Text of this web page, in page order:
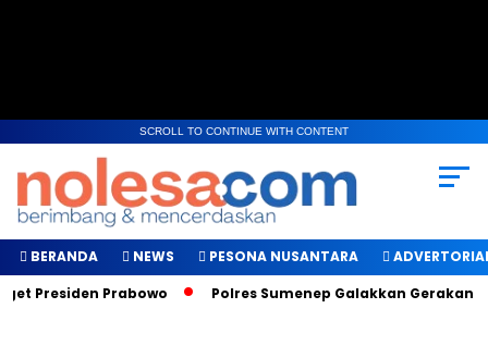
SCROLL TO CONTINUE WITH CONTENT
BERANDA NEWS PESONA NUSANTARA
Presiden Prabowo
Polres Sumenep Galakkan Gerakan